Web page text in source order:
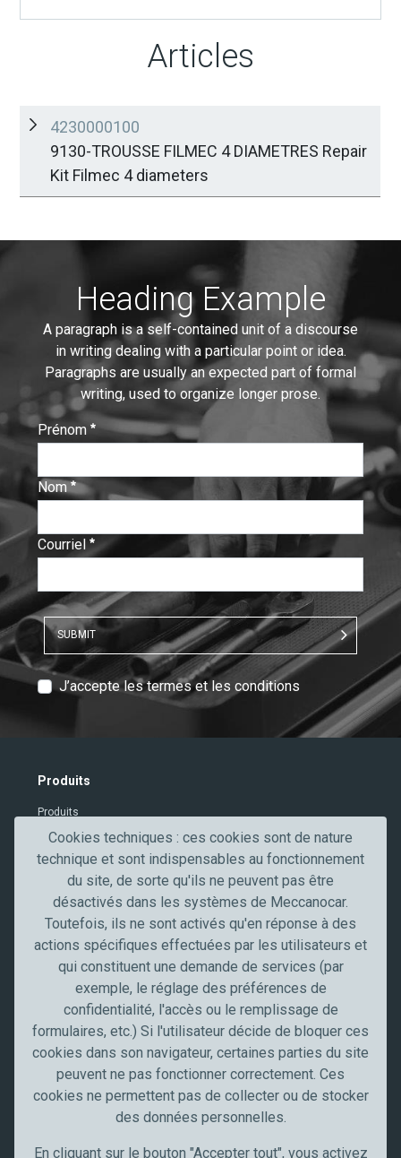
Articles
4230000100
9130-TROUSSE FILMEC 4 DIAMETRES Repair
Kit Filmec 4 diameters
Heading Example
A paragraph is a self-contained unit of a discourse
in writing dealing with a particular point or idea.
Paragraphs are usually an expected part of formal
writing, used to organize longer prose.
Prénom
:
0/ 280
Nom
:
0/ 280
Courriel
:
0/ 280
SUBMIT
T
V
r
f
a
t
J’accepte les termes et les conditions
Produits
Produits
Contacts
Secteurs professionnels
Secteur de l'automobile
Truck, transport et poids lourds
Artisans et PME
Industrie
Meccanocar France
Qui sommes nous
News
Restez à jour
Cookies techniques : ces cookies sont de nature
technique et sont indispensables au fonctionnement
du site, de sorte qu'ils ne peuvent pas être
désactivés dans les systèmes de Meccanocar.
Toutefois, ils ne sont activés qu'en réponse à des
actions spécifiques effectuées par les utilisateurs et
qui constituent une demande de services (par
exemple, le réglage des préférences de
confidentialité, l'accès ou le remplissage de
formulaires, etc.) Si l'utilisateur décide de bloquer ces
cookies dans son navigateur, certaines parties du site
peuvent ne pas fonctionner correctement. Ces
cookies ne permettent pas de collecter ou de stocker
des données personnelles.
En cliquant sur le bouton "Accepter tout", vous activez